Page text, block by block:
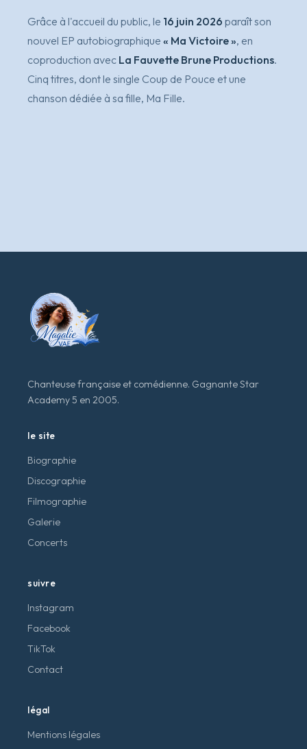
Grâce à l'accueil du public, le 16 juin 2026 paraît son
nouvel EP autobiographique « Ma Victoire », en
coproduction avec La Fauvette Brune Productions.
Cinq titres, dont le single Coup de Pouce et une
chanson dédiée à sa fille, Ma Fille.
Chanteuse française et comédienne. Gagnante Star
Academy 5 en 2005.
le site
Biographie
Discographie
Filmographie
Galerie
Concerts
suivre
Instagram
Facebook
TikTok
Contact
légal
Mentions légales